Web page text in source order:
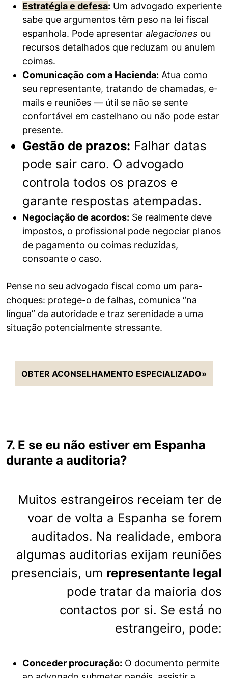
Estratégia e defesa: Um advogado experiente
sabe que argumentos têm peso na lei fiscal
espanhola. Pode apresentar alegaciones ou
recursos detalhados que reduzam ou anulem
coimas.
Comunicação com a Hacienda: Atua como
seu representante, tratando de chamadas, e-
mails e reuniões — útil se não se sente
confortável em castelhano ou não pode estar
presente.
Gestão de prazos: Falhar datas
pode sair caro. O advogado
controla todos os prazos e
garante respostas atempadas.
Negociação de acordos: Se realmente deve
impostos, o profissional pode negociar planos
de pagamento ou coimas reduzidas,
consoante o caso.
Pense no seu advogado fiscal como um para-
choques: protege-o de falhas, comunica “na
língua” da autoridade e traz serenidade a uma
situação potencialmente stressante.
OBTER ACONSELHAMENTO ESPECIALIZADO»
7. E se eu não estiver em Espanha
durante a auditoria?
Muitos estrangeiros receiam ter de
voar de volta a Espanha se forem
auditados. Na realidade, embora
algumas auditorias exijam reuniões
presenciais, um representante legal
pode tratar da maioria dos
contactos por si. Se está no
estrangeiro, pode:
Conceder procuração: O documento permite